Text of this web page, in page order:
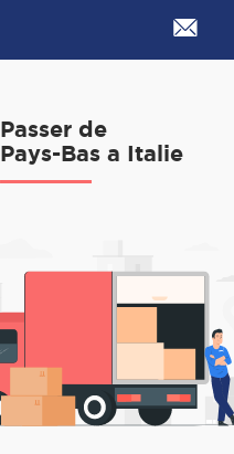
Passer de
Pays-Bas a Italie